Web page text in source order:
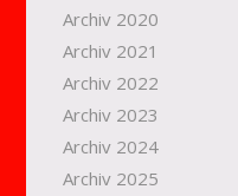
Archiv 2020
Archiv 2021
Archiv 2022
Archiv 2023
Archiv 2024
Archiv 2025